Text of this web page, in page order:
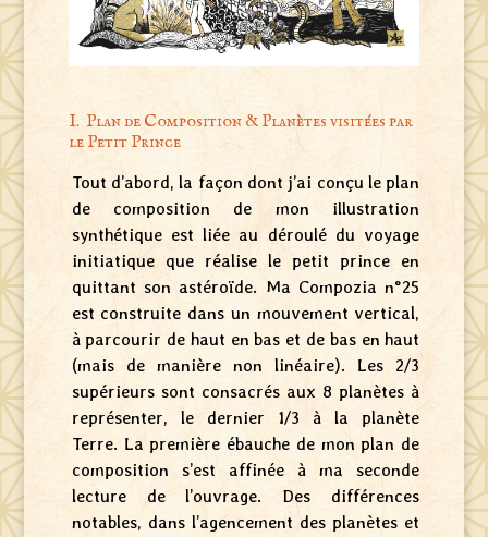
I. Plan de Composition & Planètes visitées par
le Petit Prince
Tout d’abord, la façon dont j’ai conçu le plan
de composition de mon illustration
synthétique est liée au déroulé du voyage
initiatique que réalise le petit prince en
quittant son astéroïde. Ma Compozia n°25
est construite dans un mouvement vertical,
à parcourir de haut en bas et de bas en haut
(mais de manière non linéaire). Les 2/3
supérieurs sont consacrés aux 8 planètes à
représenter, le dernier 1/3 à la planète
Terre. La première ébauche de mon plan de
composition s’est affinée à ma seconde
lecture de l’ouvrage. Des différences
notables, dans l’agencement des planètes et